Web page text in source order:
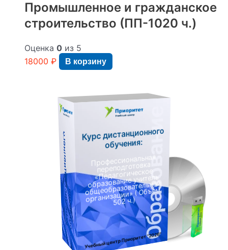
Промышленное и гражданское
строительство (ПП-1020 ч.)
Оценка 0 из 5
18000 ₽ В корзину
Курс дистанционного
обучения:
Профессиональная
переподготовка
«Педагогическое
образование учитель
общеобразовательной
организации» ( Объем
502 ч.)
Учебный центр Приоритет"2026"
К
у
р
с
д
и
с
т
а
н
ц
и
о
н
н
о
г
о
о
б
у
ч
е
н
и
я: